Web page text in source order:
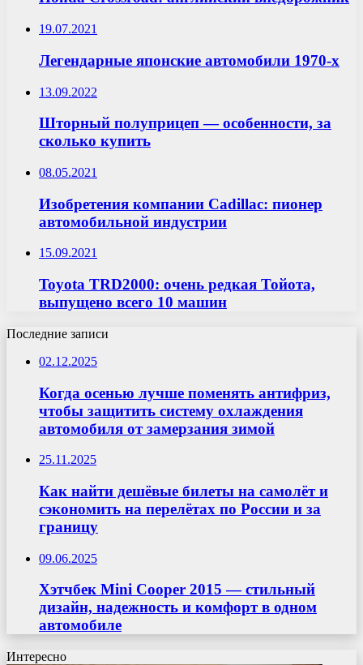
19.07.2021
Легендарные японские автомобили 1970-х
13.09.2022
Шторный полуприцеп — особенности, за
сколько купить
08.05.2021
Изобретения компании Cadillac: пионер
автомобильной индустрии
15.09.2021
Toyota TRD2000: очень редкая Тойота,
выпущено всего 10 машин
Последние записи
02.12.2025
Когда осенью лучше поменять антифриз,
чтобы защитить систему охлаждения
автомобиля от замерзания зимой
25.11.2025
Как найти дешёвые билеты на самолёт и
сэкономить на перелётах по России и за
границу
09.06.2025
Хэтчбек Mini Cooper 2015 — стильный
дизайн, надежность и комфорт в одном
автомобиле
Интересно